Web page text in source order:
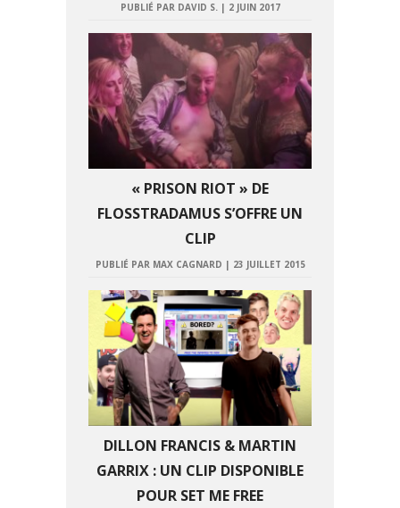
PUBLIÉ PAR DAVID S.| 2 JUIN 2017
« PRISON RIOT » DE
FLOSSTRADAMUS S’OFFRE UN
CLIP
PUBLIÉ PAR MAX CAGNARD | 23 JUILLET 2015
DILLON FRANCIS & MARTIN
GARRIX : UN CLIP DISPONIBLE
POUR SET ME FREE